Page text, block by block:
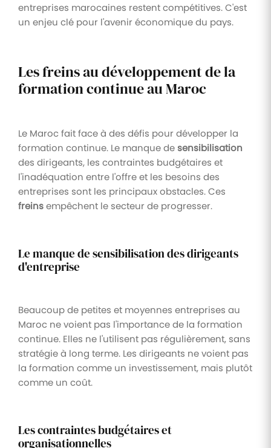
entreprises marocaines restent compétitives. C'est
un enjeu clé pour l'avenir économique du pays.
Les freins au développement de la
formation continue au Maroc
Le Maroc fait face à des défis pour développer la
formation continue. Le manque desensibilisation
des dirigeants, les contraintes budgétaires et
l'inadéquation entre l'offre et les besoins des
entreprises sont les principaux obstacles. Ces
freinsempêchent le secteur de progresser.
Le manque de sensibilisation des dirigeants
d'entreprise
Beaucoup de petites et moyennes entreprises au
Maroc ne voient pas l'importance de la formation
continue. Elles ne l'utilisent pas régulièrement, sans
stratégie à long terme. Les dirigeants ne voient pas
la formation comme un investissement, mais plutôt
comme un coût.
Les contraintes budgétaires et
organisationnelles